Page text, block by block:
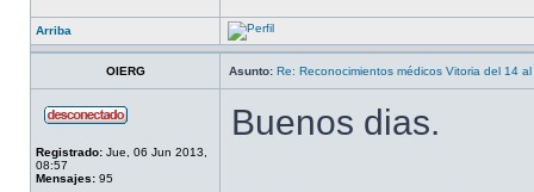
Arriba
OIERG Asunto: Re: Reconocimientos médicos Vitoria del 14
Registrado: Jue, 06 Jun 2013,
08:57
Mensajes: 95
Buenos dias.